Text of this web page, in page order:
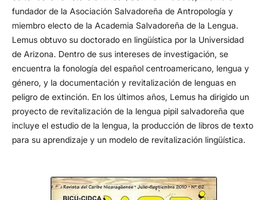
fundador de la Asociación Salvadoreña de Antropología y
miembro electo de la Academia Salvadoreña de la Lengua.
Lemus obtuvo su doctorado en lingüística por la Universidad
de Arizona. Dentro de sus intereses de investigación, se
encuentra la fonología del español centroamericano, lengua y
género, y la documentación y revitalización de lenguas en
peligro de extinción. En los últimos años, Lemus ha dirigido un
proyecto de revitalización de la lengua pipil salvadoreña que
incluye el estudio de la lengua, la producción de libros de texto
para su aprendizaje y un modelo de revitalización lingüística.